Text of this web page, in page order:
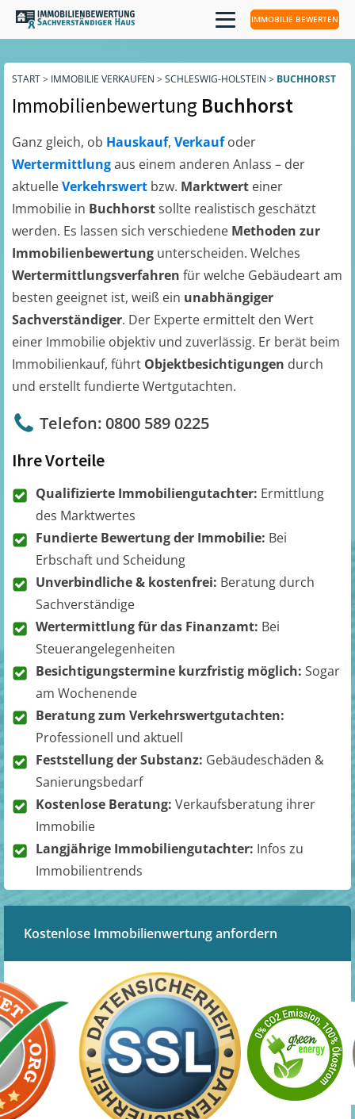
IMMOBILIE BEWERTEN
START> IMMOBILIE VERKAUFEN > SCHLESWIG-HOLSTEIN > BUCHHORST
Immobilienbewertung Buchhorst
Ganz gleich, ob Hauskauf, Verkaufoder
Wertermittlungaus einem anderen Anlass – der
aktuelleVerkehrswert bzw. Marktwert einer
Immobilie in Buchhorstsollte realistisch geschätzt
werden. Es lassen sich verschiedene Methoden zur
Immobilienbewertung unterscheiden. Welches
Wertermittlungsverfahren für welche Gebäudeart am
besten geeignet ist, weiß ein unabhängiger
Sachverständiger. Der Experte ermittelt den Wert
einer Immobilie objektiv und zuverlässig. Er berät beim
Immobilienkauf, führt Objektbesichtigungen durch
und erstellt fundierte Wertgutachten.
Telefon: 0800 589 0225
Ihre Vorteile
Qualifizierte Immobiliengutachter: Ermittlung
des Marktwertes
Fundierte Bewertung der Immobilie: Bei
Erbschaft und Scheidung
Unverbindliche & kostenfrei: Beratung durch
Sachverständige
Wertermittlung für das Finanzamt: Bei
Steuerangelegenheiten
Besichtigungstermine kurzfristig möglich: Sogar
am Wochenende
Beratung zum Verkehrswertgutachten:
Professionell und aktuell
Feststellung der Substanz: Gebäudeschäden &
Sanierungsbedarf
Kostenlose Beratung: Verkaufsberatung ihrer
Immobilie
Langjährige Immobiliengutachter: Infos zu
Immobilientrends
Kostenlose Immobilienwertung anfordern